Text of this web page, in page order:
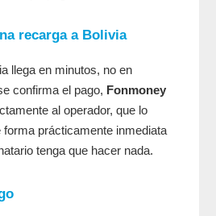
recarga a Bolivia
llega en minutos, no en
confirma el pago, Fonmoney
al operador, que lo
forma prácticamente inmediata
tenga que hacer nada.